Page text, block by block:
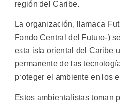
región del Caribe.
La organización, llamada
Fondo Central del Futuro-)
esta isla oriental del Caribe
permanente de las
proteger el ambiente en los
Estos ambientalistas toman